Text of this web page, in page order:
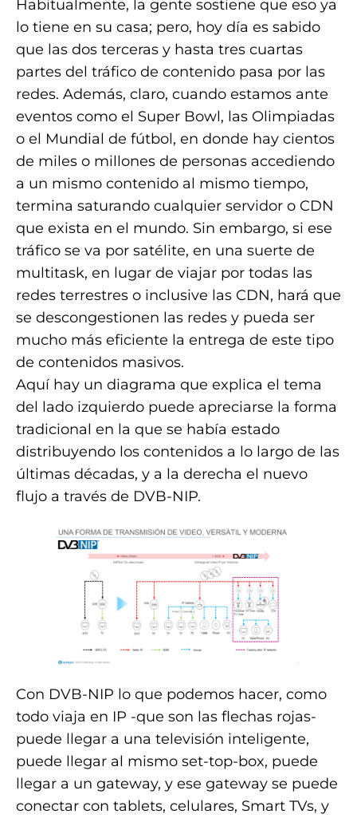
Habitualmente, la gente sostiene que eso ya
lo tiene en su casa; pero, hoy día es sabido
que las dos terceras y hasta tres cuartas
partes del tráfico de contenido pasa por las
redes. Además, claro, cuando estamos ante
eventos como el Super Bowl, las Olimpiadas
o el Mundial de fútbol, en donde hay cientos
de miles o millones de personas accediendo
a un mismo contenido al mismo tiempo,
termina saturando cualquier servidor o CDN
que exista en el mundo. Sin embargo, si ese
tráfico se va por satélite, en una suerte de
multitask, en lugar de viajar por todas las
redes terrestres o inclusive las CDN, hará que
se descongestionen las redes y pueda ser
mucho más eficiente la entrega de este tipo
de contenidos masivos.
Aquí hay un diagrama que explica el tema
del lado izquierdo puede apreciarse la forma
tradicional en la que se había estado
distribuyendo los contenidos a lo largo de las
últimas décadas, y a la derecha el nuevo
flujo a través de DVB-NIP.
Con DVB-NIP lo que podemos hacer, como
todo viaja en IP -que son las flechas rojas-
puede llegar a una televisión inteligente,
puede llegar al mismo set-top-box, puede
llegar a un gateway, y ese gateway se puede
conectar con tablets, celulares, Smart TVs, y